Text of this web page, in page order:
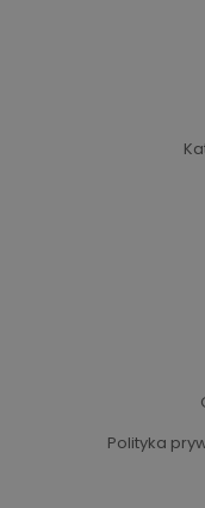
Polityka